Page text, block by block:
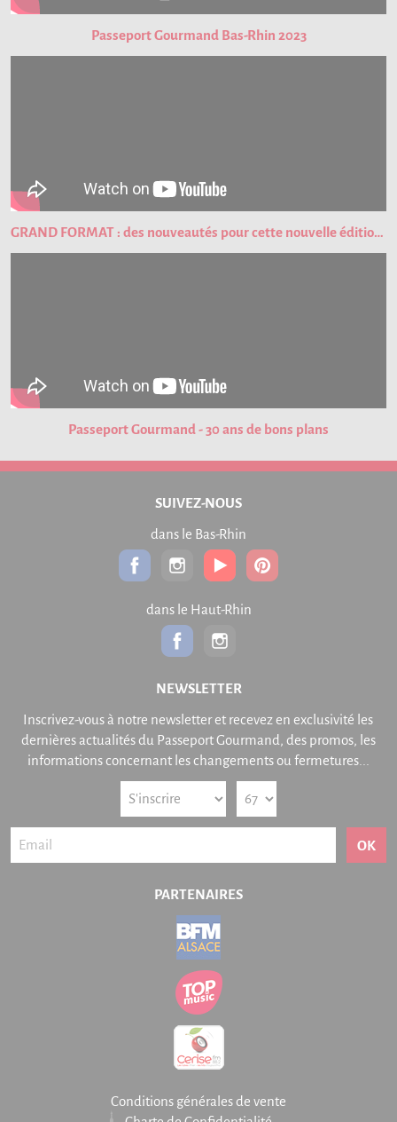
Passeport Gourmand Bas-Rhin 2023
GRAND FORMAT : des nouveautés pour cette nouvelle édition du Passeport Gourmand !
Passeport Gourmand - 30 ans de bons plans
SUIVEZ-NOUS
dans le Bas-Rhin
dans le Haut-Rhin
NEWSLETTER
Inscrivez-vous à notre newsletter et recevez en exclusivité les
dernières actualités du Passeport Gourmand, des promos, les
informations concernant les changements ou fermetures...
OK
PARTENAIRES
Conditions générales de vente